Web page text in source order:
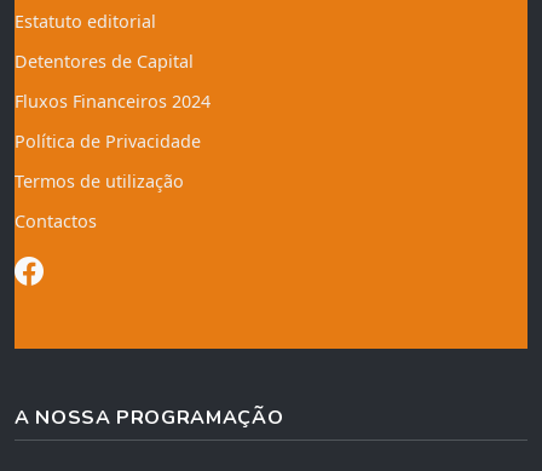
Estatuto editorial
Detentores de Capital
Fluxos Financeiros 2024
Política de Privacidade
Termos de utilização
Contactos
A NOSSA PROGRAMAÇÃO